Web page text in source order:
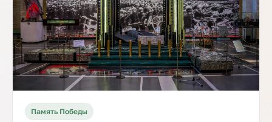
Память Победы